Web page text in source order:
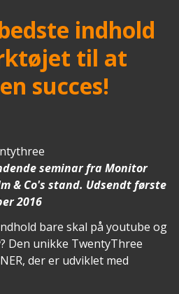
indhold
til at
succes!
seminar fra Monitor
& Co's stand. Udsendt første
2016
bare skal på youtube og
Den unikke TwentyThree
der er udviklet med